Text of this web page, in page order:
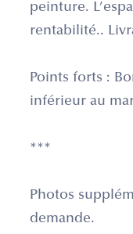
peinture.
rentabilité..
Points forts :
inférieur au
***
Photos
demande.